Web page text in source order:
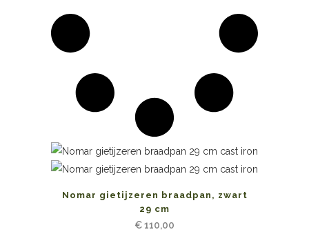
Nomar gietijzeren braadpan, zwart
29 cm
€110,00